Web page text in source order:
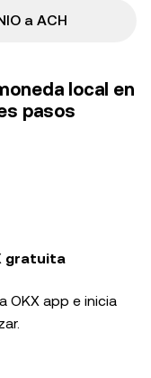
a ACH
local en
pasos
gratuita
OKX app e inicia